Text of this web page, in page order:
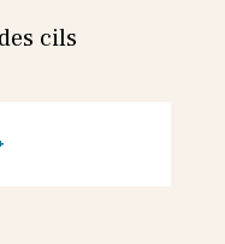
cils